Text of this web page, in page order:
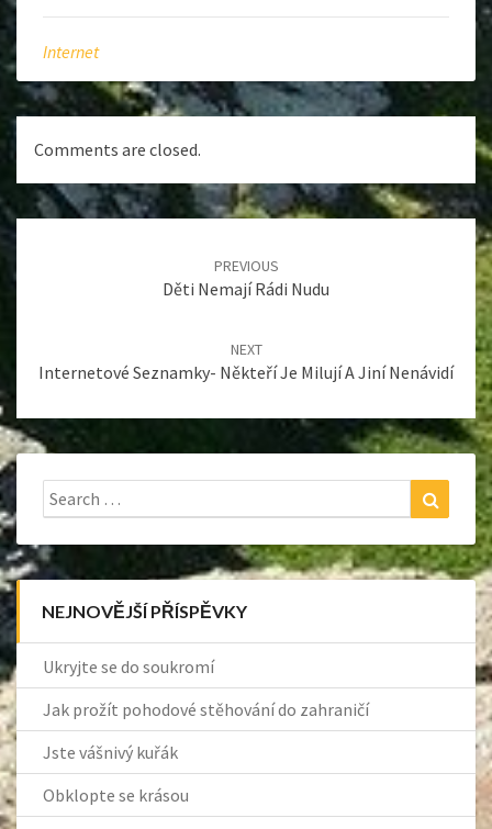
Internet
Comments are closed.
Post
PREVIOUS
Děti Nemají Rádi Nudu
NEXT
Internetové Seznamky- Někteří Je Milují A Jiní Nenávidí
Search
for:
Search
NEJNOVĚJŠÍ PŘÍSPĚVKY
Ukryjte se do soukromí
Jak prožít pohodové stěhování do zahraničí
Jste vášnivý kuřák
Obklopte se krásou